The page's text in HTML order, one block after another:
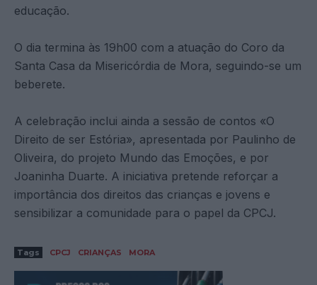
educação.
O dia termina às 19h00 com a atuação do Coro da
Santa Casa da Misericórdia de Mora, seguindo-se um
beberete.
A celebração inclui ainda a sessão de contos «O
Direito de ser Estória», apresentada por Paulinho de
Oliveira, do projeto Mundo das Emoções, e por
Joaninha Duarte. A iniciativa pretende reforçar a
importância dos direitos das crianças e jovens e
sensibilizar a comunidade para o papel da CPCJ.
Tags CPCJ CRIANÇAS MORA